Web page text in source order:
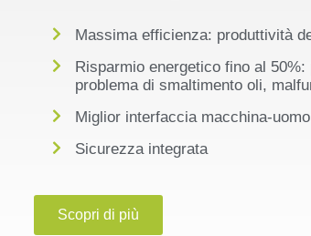
Massima efficienza: produttività
Risparmio energetico fino al
problema di smaltimento oli,
Miglior interfaccia macchina-uomo
Sicurezza integrata
Scopri di più